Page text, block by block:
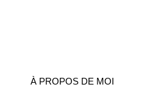
À PROPOS DE MOI